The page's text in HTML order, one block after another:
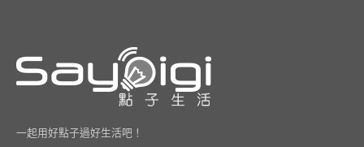
一起用好點子過好生活吧！